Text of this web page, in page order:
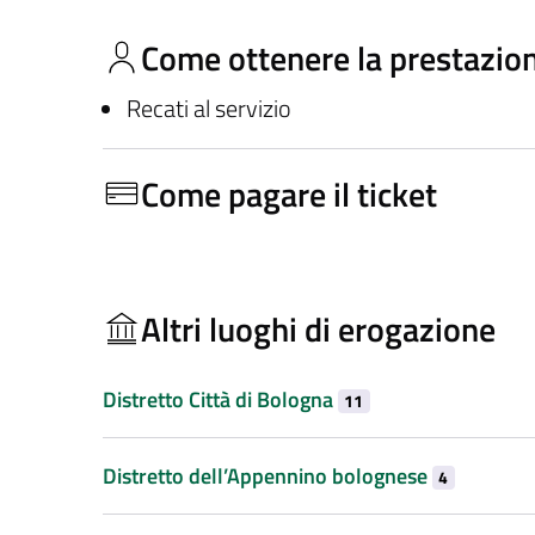
Come ottenere la
Recati al servizio
Come pagare il ticket
Altri luoghi di erogazione
Distretto Città di Bologna 11
Distretto dell’Appennino bolognese 4